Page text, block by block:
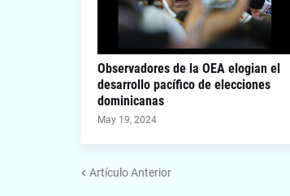
Observadores de la OEA elogian el
desarrollo pacífico de elecciones
dominicanas
May 19, 2024
Artículo Anterior